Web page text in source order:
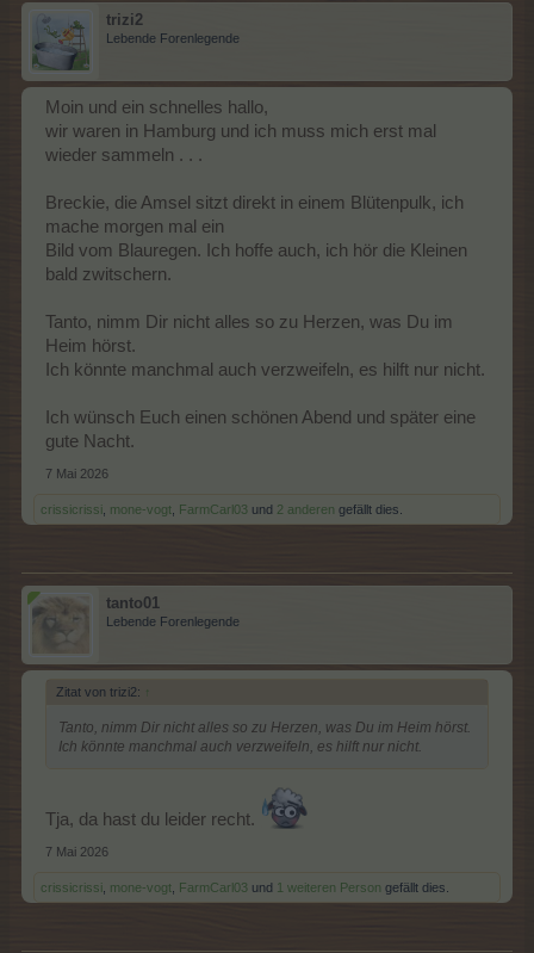
trizi2
Lebende Forenlegende
Moin und ein schnelles hallo,
wir waren in Hamburg und ich muss mich erst mal
wieder sammeln . . .
Breckie, die Amsel sitzt direkt in einem Blütenpulk, ich
mache morgen mal ein
Bild vom Blauregen. Ich hoffe auch, ich hör die Kleinen
bald zwitschern.
Tanto, nimm Dir nicht alles so zu Herzen, was Du im
Heim hörst.
Ich könnte manchmal auch verzweifeln, es hilft nur nicht.
Ich wünsch Euch einen schönen Abend und später eine
gute Nacht.
7 Mai 2026
crissicrissi, mone-vogt, FarmCarl03 und 2 anderen gefällt dies.
tanto01
Lebende Forenlegende
Zitat von trizi2: ↑
Tanto, nimm Dir nicht alles so zu Herzen, was Du im Heim hörst.
Ich könnte manchmal auch verzweifeln, es hilft nur nicht.
Tja, da hast du leider recht.
7 Mai 2026
crissicrissi mone-vogt FarmCarl03 und 1 weiteren Person gefällt dies.